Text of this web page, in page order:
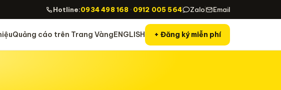
Hotline:0934 498 168 · 0912 005 564 Zalo Email
Quảng cáo trên Trang VàngENGLISH + Đăng ký miễn phí